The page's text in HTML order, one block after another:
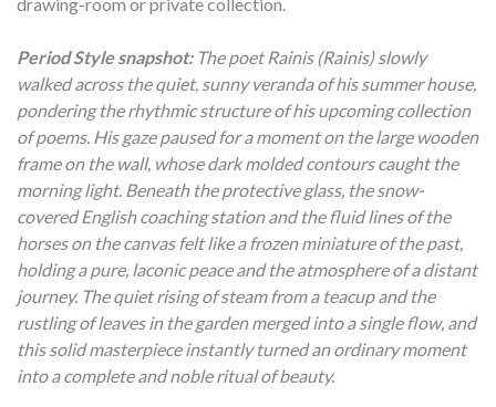
Period Style snapshot: The poet Rainis (Rainis) slowly
walked across the quiet, sunny veranda of his summer house,
pondering the rhythmic structure of his upcoming collection
of poems. His gaze paused for a moment on the large wooden
frame on the wall, whose dark molded contours caught the
morning light. Beneath the protective glass, the snow-
covered English coaching station and the fluid lines of the
horses on the canvas felt like a frozen miniature of the past,
holding a pure, laconic peace and the atmosphere of a distant
journey. The quiet rising of steam from a teacup and the
rustling of leaves in the garden merged into a single flow, and
this solid masterpiece instantly turned an ordinary moment
into a complete and noble ritual of beauty.